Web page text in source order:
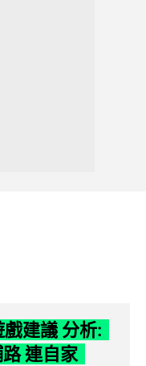
建議 分析:
連自家